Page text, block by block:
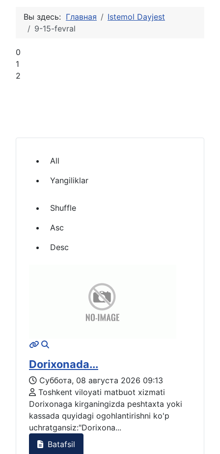
Вы здесь: Главная
Istemol Dayjest
9-15-fevral
0
1
2
All
Yangiliklar
Shuffle
Asc
Desc
Dorixonada...
Суббота, 08 августа 2026 09:13
Toshkent viloyati matbuot xizmati
Dorixonaga kirganingizda peshtaxta yoki
kassada quyidagi ogohlantirishni ko'p
uchratgansiz:"Dorixona...
Batafsil